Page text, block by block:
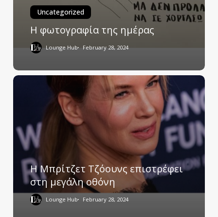
Uncategorized
Η φωτογραφία της ημέρας
Lounge Hub February 28, 2024
Η Μπρίτζετ Τζόουνς επιστρέφει
στη μεγάλη οθόνη
Lounge Hub February 28, 2024